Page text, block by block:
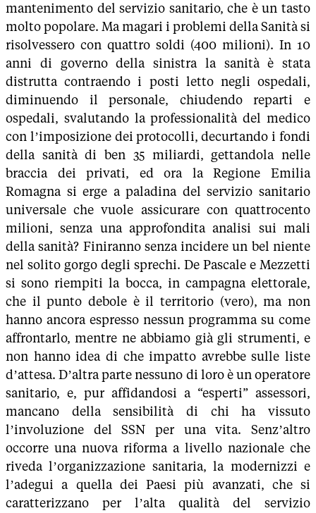
mantenimento del servizio sanitario, che è un tasto
molto popolare. Ma magari i problemi della Sanità si
risolvessero con quattro soldi (400 milioni). In 10
anni di governo della sinistra la sanità è stata
distrutta contraendo i posti letto negli ospedali,
diminuendo il personale, chiudendo reparti e
ospedali, svalutando la professionalità del medico
con l’imposizione dei protocolli, decurtando i fondi
della sanità di ben 35 miliardi, gettandola nelle
braccia dei privati, ed ora la Regione Emilia
Romagna si erge a paladina del servizio sanitario
universale che vuole assicurare con quattrocento
milioni, senza una approfondita analisi sui mali
della sanità? Finiranno senza incidere un bel niente
nel solito gorgo degli sprechi. De Pascale e Mezzetti
si sono riempiti la bocca, in campagna elettorale,
che il punto debole è il territorio (vero), ma non
hanno ancora espresso nessun programma su come
affrontarlo, mentre ne abbiamo già gli strumenti, e
non hanno idea di che impatto avrebbe sulle liste
d’attesa. D’altra parte nessuno di loro è un operatore
sanitario, e, pur affidandosi a “esperti” assessori,
mancano della sensibilità di chi ha vissuto
l’involuzione del SSN per una vita. Senz’altro
occorre una nuova riforma a livello nazionale che
riveda l’organizzazione sanitaria, la modernizzi e
l’adegui a quella dei Paesi più avanzati, che si
caratterizzano per l’alta qualità del servizio